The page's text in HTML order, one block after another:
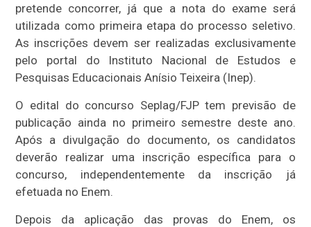
pretende concorrer, já que a nota do exame será
utilizada como primeira etapa do processo seletivo.
As inscrições devem ser realizadas exclusivamente
pelo portal do Instituto Nacional de Estudos e
Pesquisas Educacionais Anísio Teixeira (Inep).
O edital do concurso Seplag/FJP tem previsão de
publicação ainda no primeiro semestre deste ano.
Após a divulgação do documento, os candidatos
deverão realizar uma inscrição específica para o
concurso, independentemente da inscrição já
efetuada no Enem.
Depois da aplicação das provas do Enem, os